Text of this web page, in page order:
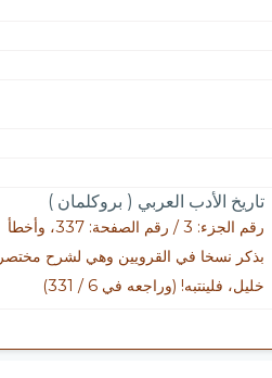
تاريخ الأدب العربي ( بروكلمان )
رقم الجزء: 3 / رقم الصفحة: 337، وأخطأ
بذكر نسخا في القرويين وهي لشرح مختصر
خليل، فلينتبه! (وراجعه في 6 / 331)